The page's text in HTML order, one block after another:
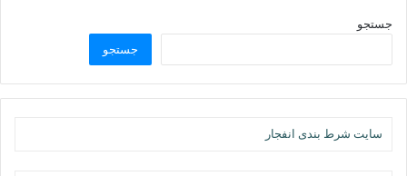
جستجو
جستجو
سایت شرط بندی انفجار